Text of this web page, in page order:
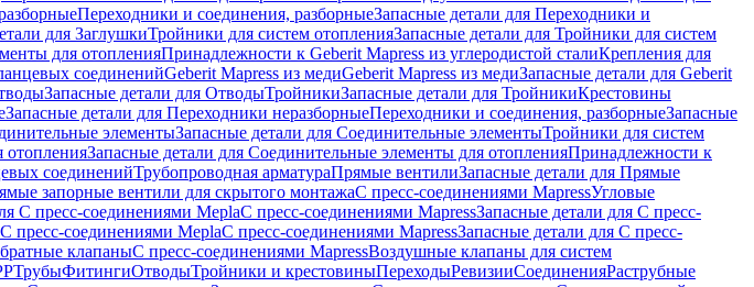
Переходники и соединения, разборныеЗапасные детали для Переходники и
для ЗаглушкиТройники для систем отопленияЗапасные детали для Тройники для систем
для отопленияПринадлежности к Geberit Mapress из углеродистой сталиКрепления для
соединенийGeberit Mapress из медиGeberit Mapress из медиЗапасные детали для Geberit
Запасные детали для ОтводыТройникиЗапасные детали для ТройникиКрестовины
Запасные детали для Переходники неразборныеПереходники и соединения, разборныеЗапасные
элементыЗапасные детали для Соединительные элементыТройники для систем
отопленияЗапасные детали для Соединительные элементы для отопленияПринадлежности к
соединенийТрубопроводная арматураПрямые вентилиЗапасные детали для Прямые
запорные вентили для скрытого монтажаС пресс-соединениями MapressУгловые
С пресс-соединениями MeplaС пресс-соединениями MapressЗапасные детали для С пресс-
С пресс-соединениями MeplaС пресс-соединениями MapressЗапасные детали для С пресс-
клапаныС пресс-соединениями MapressВоздушные клапаны для систем
ТрубыФитингиОтводыТройники и крестовиныПереходыРевизииСоединенияРаструбные